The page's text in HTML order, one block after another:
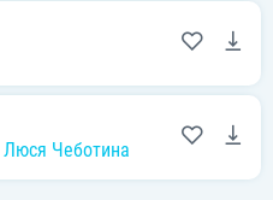
Люся Чеботина